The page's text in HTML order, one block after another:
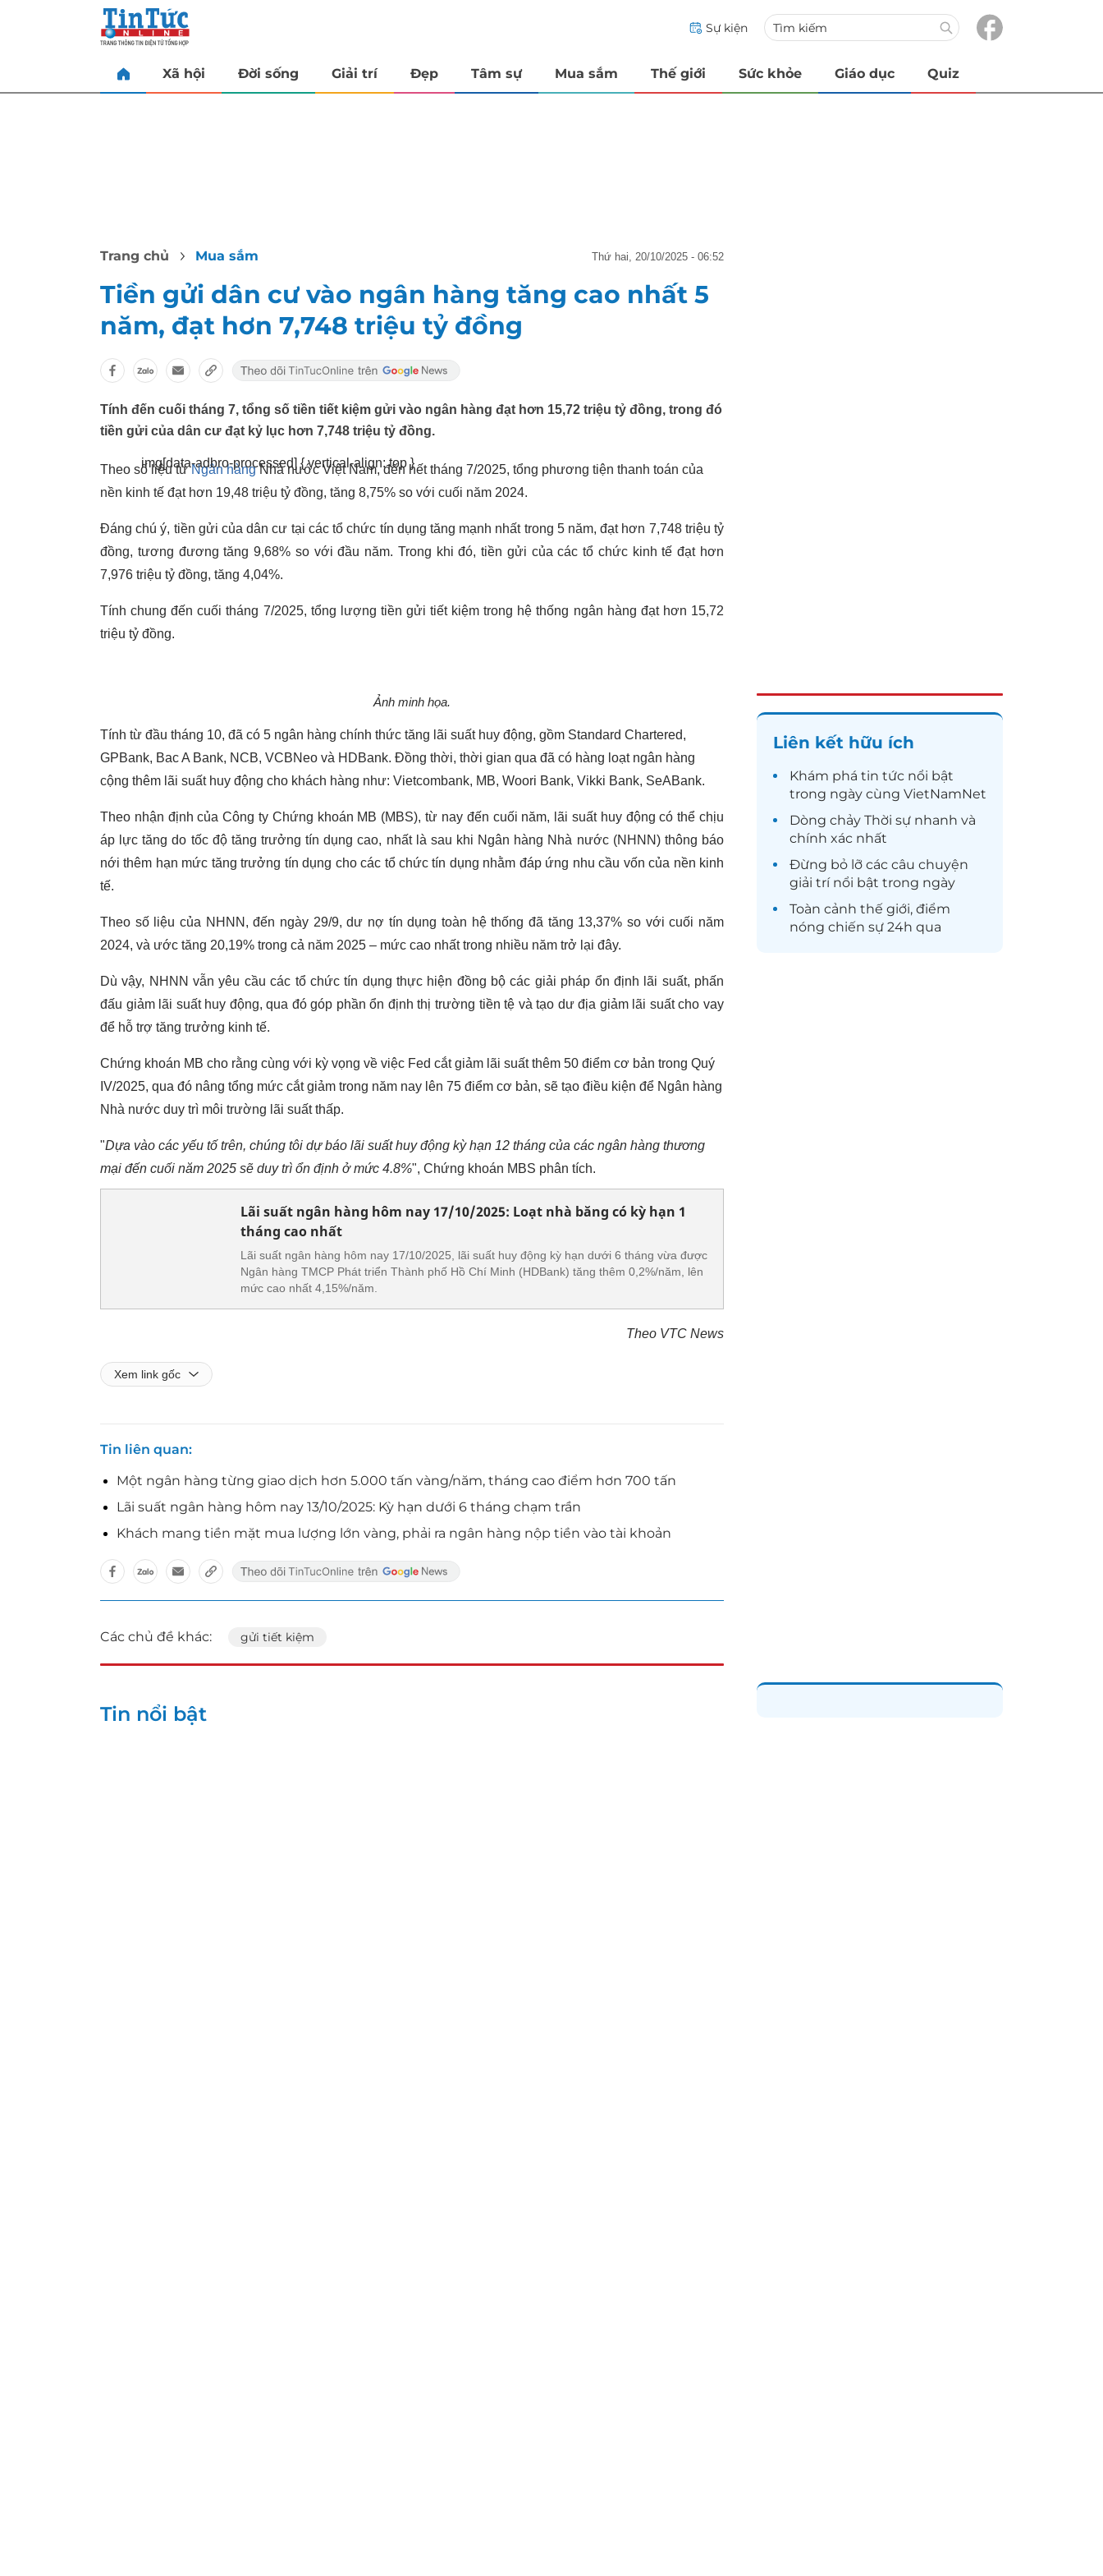
Sự kiện
Xã hội Đời sống Giải trí Đẹp Tâm sự Mua sắm Thế giới Sức khỏe Giáo dục Quiz
Trang chủ Mua sắm thứ hai, 20/10/2025 - 06:52
Tiền gửi dân cư vào ngân hàng tăng cao nhất 5
năm, đạt hơn 7,748 triệu tỷ đồng
Tính đến cuối tháng 7, tổng số tiền tiết kiệm gửi vào ngân hàng đạt hơn 15,72 triệu tỷ đồng, trong đó
tiền gửi của dân cư đạt kỷ lục hơn 7,748 triệu tỷ đồng.
Theo số liệu từNgân hàngNhà nước Việt Nam, đến hết tháng 7/2025, tổng phương tiện thanh toán của
nền kinh tế đạt hơn 19,48 triệu tỷ đồng, tăng 8,75% so với cuối năm 2024.
Đáng chú ý, tiền gửi của dân cư tại các tổ chức tín dụng tăng mạnh nhất trong 5 năm, đạt hơn 7,748 triệu tỷ
đồng, tương đương tăng 9,68% so với đầu năm. Trong khi đó, tiền gửi của các tổ chức kinh tế đạt hơn
7,976 triệu tỷ đồng, tăng 4,04%.
Tính chung đến cuối tháng 7/2025, tổng lượng tiền gửi tiết kiệm trong hệ thống ngân hàng đạt hơn 15,72
triệu tỷ đồng.
img[data-adbro-processed] { vertical-align: top }
Ảnh minh họa.
Tính từ đầu tháng 10, đã có 5 ngân hàng chính thức tăng lãi suất huy động, gồm Standard Chartered,
GPBank, Bac A Bank, NCB, VCBNeo và HDBank. Đồng thời, thời gian qua đã có hàng loạt ngân hàng
cộng thêm lãi suất huy động cho khách hàng như: Vietcombank, MB, Woori Bank, Vikki Bank, SeABank.
Theo nhận định của Công ty Chứng khoán MB (MBS), từ nay đến cuối năm, lãi suất huy động có thể chịu
áp lực tăng do tốc độ tăng trưởng tín dụng cao, nhất là sau khi Ngân hàng Nhà nước (NHNN) thông báo
nới thêm hạn mức tăng trưởng tín dụng cho các tổ chức tín dụng nhằm đáp ứng nhu cầu vốn của nền kinh
tế.
Theo số liệu của NHNN, đến ngày 29/9, dư nợ tín dụng toàn hệ thống đã tăng 13,37% so với cuối năm
2024, và ước tăng 20,19% trong cả năm 2025 – mức cao nhất trong nhiều năm trở lại đây.
Dù vậy, NHNN vẫn yêu cầu các tổ chức tín dụng thực hiện đồng bộ các giải pháp ổn định lãi suất, phấn
đấu giảm lãi suất huy động, qua đó góp phần ổn định thị trường tiền tệ và tạo dư địa giảm lãi suất cho vay
để hỗ trợ tăng trưởng kinh tế.
Chứng khoán MB cho rằng cùng với kỳ vọng về việc Fed cắt giảm lãi suất thêm 50 điểm cơ bản trong Quý
IV/2025, qua đó nâng tổng mức cắt giảm trong năm nay lên 75 điểm cơ bản, sẽ tạo điều kiện để Ngân hàng
Nhà nước duy trì môi trường lãi suất thấp.
"Dựa vào các yếu tố trên, chúng tôi dự báo lãi suất huy động kỳ hạn 12 tháng của các ngân hàng thương
mại đến cuối năm 2025 sẽ duy trì ổn định ở mức 4.8%", Chứng khoán MBS phân tích.
Lãi suất ngân hàng hôm nay 17/10/2025: Loạt nhà băng có kỳ hạn 1
tháng cao nhất
Lãi suất ngân hàng hôm nay 17/10/2025, lãi suất huy động kỳ hạn dưới 6 tháng vừa được
Ngân hàng TMCP Phát triển Thành phố Hồ Chí Minh (HDBank) tăng thêm 0,2%/năm, lên
mức cao nhất 4,15%/năm.
Theo VTC News
Xem link gốc
Tin liên quan
Một ngân hàng từng giao dịch hơn 5.000 tấn vàng/năm, tháng cao điểm hơn 700 tấn
Lãi suất ngân hàng hôm nay 13/10/2025: Kỳ hạn dưới 6 tháng chạm trần
Khách mang tiền mặt mua lượng lớn vàng, phải ra ngân hàng nộp tiền vào tài khoản
Các chủ đề khác: gửi tiết kiệm
Liên kết hữu ích
Khám phá tin tức nổi bật
trong ngày cùng VietNamNet
Dòng chảy Thời sự nhanh và
chính xác nhất
Đừng bỏ lỡ các câu chuyện
giải trínổi bật trong ngày
Toàn cảnh thế giới, điểm
nóng chiến sự 24h qua
Tin nổi bật